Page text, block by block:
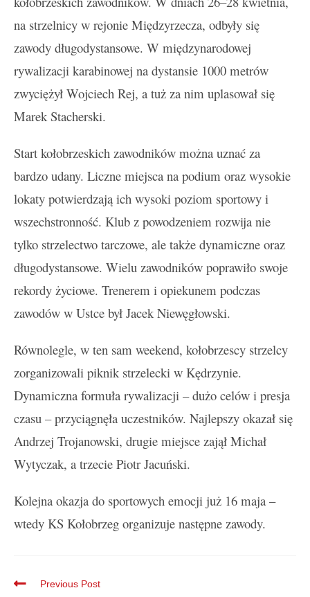
na strzelnicy w rejonie Międzyrzecza, odbyły się
zawody długodystansowe. W międzynarodowej
rywalizacji karabinowej na dystansie 1000 metrów
zwyciężył Wojciech Rej, a tuż za nim uplasował się
Marek Stacherski.
Start kołobrzeskich zawodników można uznać za
bardzo udany. Liczne miejsca na podium oraz wysokie
lokaty potwierdzają ich wysoki poziom sportowy i
wszechstronność. Klub z powodzeniem rozwija nie
tylko strzelectwo tarczowe, ale także dynamiczne oraz
długodystansowe. Wielu zawodników poprawiło swoje
rekordy życiowe. Trenerem i opiekunem podczas
zawodów w Ustce był Jacek Niewęgłowski.
Równolegle, w ten sam weekend, kołobrzescy strzelcy
zorganizowali piknik strzelecki w Kędrzynie.
Dynamiczna formuła rywalizacji – dużo celów i presja
czasu – przyciągnęła uczestników. Najlepszy okazał się
Andrzej Trojanowski, drugie miejsce zajął Michał
Wytyczak, a trzecie Piotr Jacuński.
Kolejna okazja do sportowych emocji już 16 maja –
wtedy KS Kołobrzeg organizuje następne zawody.
Previous Post